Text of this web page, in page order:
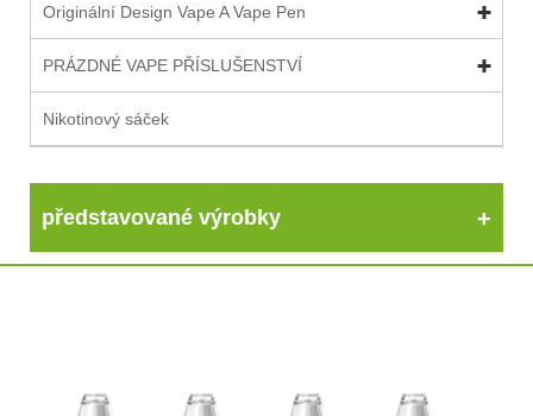
Originální Design Vape A Vape Pen
PRÁZDNÉ VAPE PŘÍSLUŠENSTVÍ
Nikotinový sáček
představované výrobky